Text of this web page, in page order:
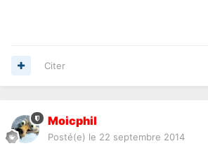
Citer
Moicphil
Posté(e) le 22 septembre 2014